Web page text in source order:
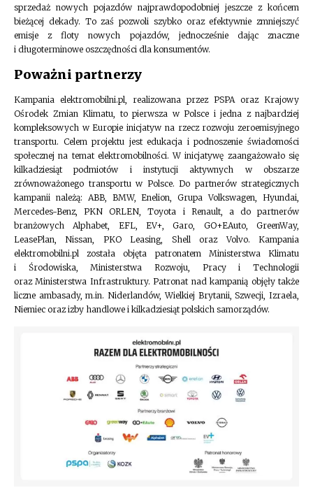
sprzedaż nowych pojazdów najprawdopodobniej jeszcze z końcem
bieżącej dekady. To zaś pozwoli szybko oraz efektywnie zmniejszyć
emisje z floty nowych pojazdów, jednocześnie dając znaczne
i długoterminowe oszczędności dla konsumentów.
Poważni partnerzy
Kampania elektromobilni.pl, realizowana przez PSPA oraz Krajowy
Ośrodek Zmian Klimatu, to pierwsza w Polsce i jedna z najbardziej
kompleksowych w Europie inicjatyw na rzecz rozwoju zeroemisyjnego
transportu. Celem projektu jest edukacja i podnoszenie świadomości
społecznej na temat elektromobilności. W inicjatywę zaangażowało się
kilkadziesiąt podmiotów i instytucji aktywnych w obszarze
zrównoważonego transportu w Polsce. Do partnerów strategicznych
kampanii należą: ABB, BMW, Enelion, Grupa Volkswagen, Hyundai,
Mercedes-Benz, PKN ORLEN, Toyota i Renault, a do partnerów
branżowych Alphabet, EFL, EV+, Garo, GO+EAuto, GreenWay,
LeasePlan, Nissan, PKO Leasing, Shell oraz Volvo. Kampania
elektromobilni.pl została objęta patronatem Ministerstwa Klimatu
i Środowiska, Ministerstwa Rozwoju, Pracy i Technologii
oraz Ministerstwa Infrastruktury. Patronat nad kampanią objęły także
liczne ambasady, m.in. Niderlandów, Wielkiej Brytanii, Szwecji, Izraela,
Niemiec oraz izby handlowe i kilkadziesiąt polskich samorządów.